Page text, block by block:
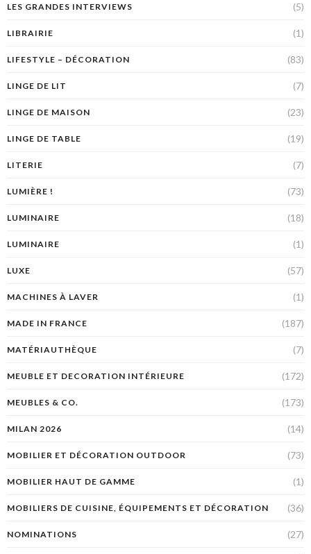
LES GRANDES INTERVIEWS (5)
LIBRAIRIE (1)
LIFESTYLE – DÉCORATION (83)
LINGE DE LIT (7)
LINGE DE MAISON (23)
LINGE DE TABLE (19)
LITERIE (7)
LUMIÈRE ! (73)
LUMINAIRE (18)
LUMINAIRE (1)
LUXE (57)
MACHINES À LAVER (1)
MADE IN FRANCE (187)
MATÉRIAUTHÈQUE (7)
MEUBLE ET DECORATION INTÉRIEURE (172)
MEUBLES & CO. (173)
MILAN 2026 (14)
MOBILIER ET DÉCORATION OUTDOOR (73)
MOBILIER HAUT DE GAMME (1)
MOBILIERS DE CUISINE, ÉQUIPEMENTS ET DÉCORATION (36)
NOMINATIONS (27)